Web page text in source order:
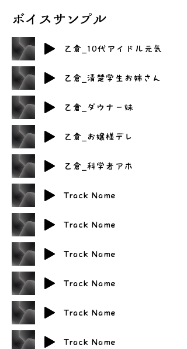
​ボイスサンプル
乙倉_10代アイドル元気
乙倉_清楚学生お姉さん
乙倉_ダウナー妹
乙倉_お嬢様デレ
乙倉_科学者アホ
Track Name
Track Name
Track Name
Track Name
Track Name
Track Name